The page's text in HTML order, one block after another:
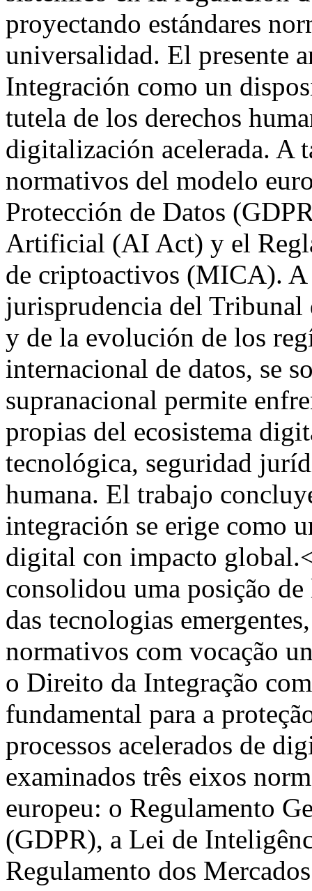
proyectando estándares
universalidad. El presente
Integración como un
tutela de los derechos
digitalización acelerada. A
normativos del modelo
Protección de Datos
Artificial (AI Act) y el
de criptoactivos (MICA).
jurisprudencia del Tribunal
y de la evolución de los
internacional de datos, se
supranacional permite
propias del ecosistema
tecnológica, seguridad
humana. El trabajo
integración se erige como
digital con impacto
consolidou uma posição
das tecnologias
normativos com vocação
o Direito da Integração
fundamental para a
processos acelerados de
examinados três eixos
europeu: o Regulamento
(GDPR), a Lei de
Regulamento dos